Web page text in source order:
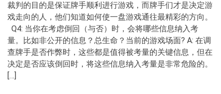
裁判的目的是保证牌手顺利进行游戏，而牌手们才是决定游
戏走向的人，他们知道如何使一盘游戏通往最精彩的方向。
Q4: 当你在考虑倒回（与否）时，会将哪些信息纳入考
量。比如非公开的信息？总生命？当前的游戏场面? A: 在调
查牌手是否作弊时，这些都是值得被考量的关键信息，但在
决定是否应该倒回时，将这些信息纳入考量是非常危险的。
[…]